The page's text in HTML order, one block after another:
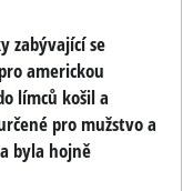
zabývající se
americkou
límců košil a
pro mužstvo a
byla hojně